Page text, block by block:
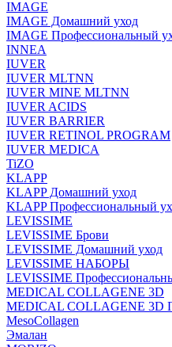
IMAGE
IMAGE Домашний уход
IMAGE Профессиональный
INNEA
IUVER
IUVER MLTNN
IUVER MINE MLTNN
IUVER ACIDS
IUVER BARRIER
IUVER RETINOL PROGRAM
IUVER MEDICA
TiZO
KLAPP
KLAPP Домашний уход
KLAPP Профессиональный
LEVISSIME
LEVISSIME Брови
LEVISSIME Домашний уход
LEVISSIME НАБОРЫ
LEVISSIME
MEDICAL COLLAGENE 3D
MEDICAL COLLAGENE 3D
MesoCollagen
Эмалан